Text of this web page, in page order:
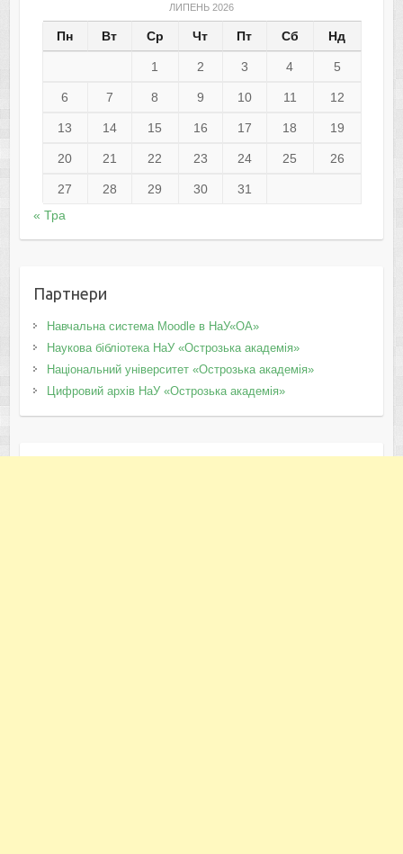
ЛИПЕНЬ 2026
Пн Вт Ср Чт Пт Сб Нд
1 2 3 4 5
6 7 8 9 10 11 12
13 14 15 16 17 18 19
20 21 22 23 24 25 26
27 28 29 30
31
« Тра
Партнери
Навчальна система Moodle в НаУ«ОА»
Наукова бібліотека НаУ «Острозька академія»
Національний університет «Острозька академія»
Цифровий архів НаУ «Острозька академія»